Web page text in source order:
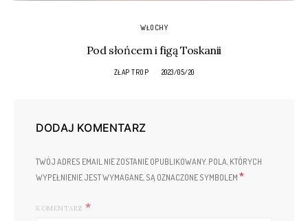
WŁOCHY
Pod słońcem i figą Toskanii
ZŁAP TROP 2023/05/20
DODAJ KOMENTARZ
TWÓJ ADRES EMAIL NIE ZOSTANIE OPUBLIKOWANY. POLA, KTÓRYCH
WYPEŁNIENIE JEST WYMAGANE, SĄ OZNACZONE SYMBOLEM *
KOMENTARZ